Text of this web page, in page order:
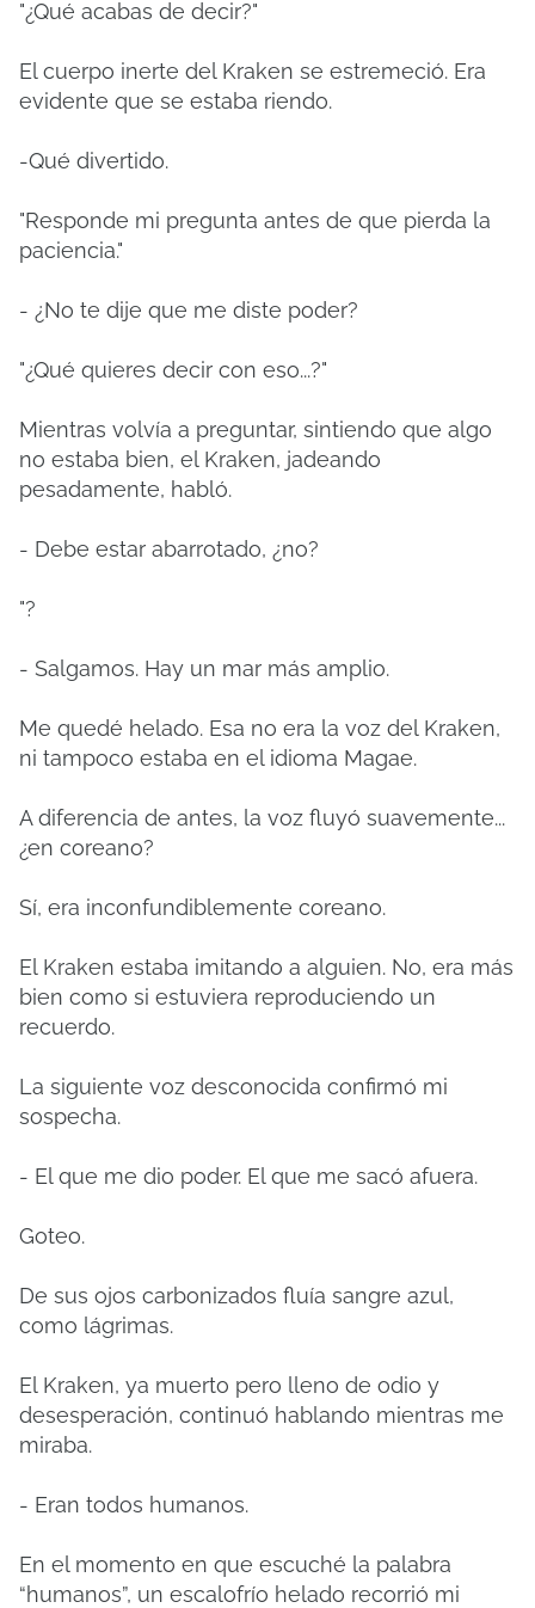
"¿Qué acabas de decir?"
El cuerpo inerte del Kraken se estremeció. Era
evidente que se estaba riendo.
-Qué divertido.
"Responde mi pregunta antes de que pierda la
paciencia."
- ¿No te dije que me diste poder?
"¿Qué quieres decir con eso...?"
Mientras volvía a preguntar, sintiendo que algo
no estaba bien, el Kraken, jadeando
pesadamente, habló.
- Debe estar abarrotado, ¿no?
"?
- Salgamos. Hay un mar más amplio.
Me quedé helado. Esa no era la voz del Kraken,
ni tampoco estaba en el idioma Magae.
A diferencia de antes, la voz fluyó suavemente...
¿en coreano?
Sí, era inconfundiblemente coreano.
El Kraken estaba imitando a alguien. No, era más
bien como si estuviera reproduciendo un
recuerdo.
La siguiente voz desconocida confirmó mi
sospecha.
- El que me dio poder. El que me sacó afuera.
Goteo.
De sus ojos carbonizados fluía sangre azul,
como lágrimas.
El Kraken, ya muerto pero lleno de odio y
desesperación, continuó hablando mientras me
miraba.
- Eran todos humanos.
En el momento en que escuché la palabra
“humanos”, un escalofrío helado recorrió mi